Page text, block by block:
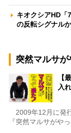
キオクシアHD「
の反転シグナル
突然マルサが
【
入
2009年12月に発
『突然マルサがや